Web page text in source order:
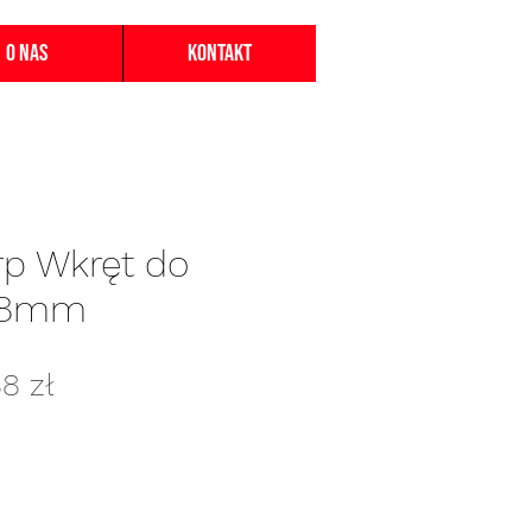
Wkręt do
zł
O nas Kontakt